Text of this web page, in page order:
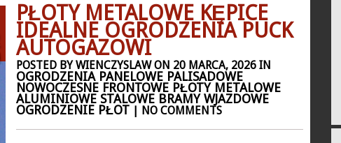
PŁOTY METALOWE KĘPICE
IDEALNE OGRODZENIA PUCK
AUTOGAZOWI
POSTED BY WIENCZYSLAW ON 20 MARCA, 2026 IN
OGRODZENIA PANELOWE PALISADOWE
NOWOCZESNE FRONTOWE PŁOTY METALOWE
ALUMINIOWE STALOWE BRAMY WJAZDOWE
OGRODZENIE PŁOT | NO COMMENTS